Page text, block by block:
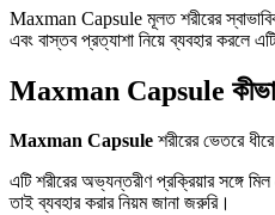
Maxman Capsule মূলত শরীরের স্বাভাবিক
এবং বাস্তব প্রত্যাশা নিয়ে ব্যবহার করলে
Maxman Capsule
Maxman Capsule শরীরের ভেতরে
এটি শরীরের অভ্যন্তরীণ প্রক্রিয়ার সঙ্গে
তাই ব্যবহার করার নিয়ম জানা জরুরি।